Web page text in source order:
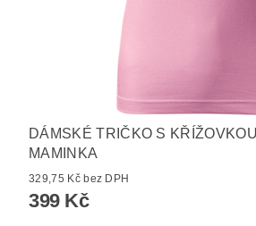
DÁMSKÉ TRIČKO S
MAMINKA
329,75 Kč bez DPH
399 Kč